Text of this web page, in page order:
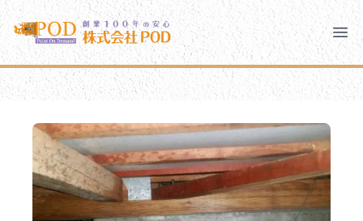
メインコンテンツにスキップ
株式会社ペイント・オン・デマンド
千葉の外壁塗装・屋根塗装なら創業100年の安心 ペイン
株式会社ペイント・オン・デマンド
モバイルメニュー
PODのまちづくり 安心の取り組み
ご相談と流れ よくあるご質問
PODについて